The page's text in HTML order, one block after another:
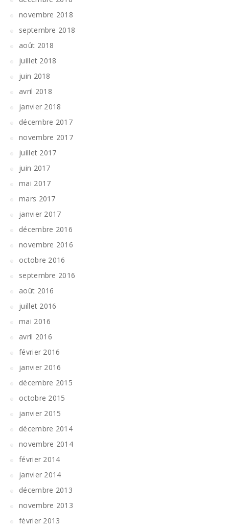
novembre 2018
septembre 2018
août 2018
juillet 2018
juin 2018
avril 2018
janvier 2018
décembre 2017
novembre 2017
juillet 2017
juin 2017
mai 2017
mars 2017
janvier 2017
décembre 2016
novembre 2016
octobre 2016
septembre 2016
août 2016
juillet 2016
mai 2016
avril 2016
février 2016
janvier 2016
décembre 2015
octobre 2015
janvier 2015
décembre 2014
novembre 2014
février 2014
janvier 2014
décembre 2013
novembre 2013
février 2013